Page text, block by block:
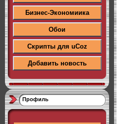
Бизнес-Экономиика
Обои
Скрипты для uCoz
Добавить новость
Профиль